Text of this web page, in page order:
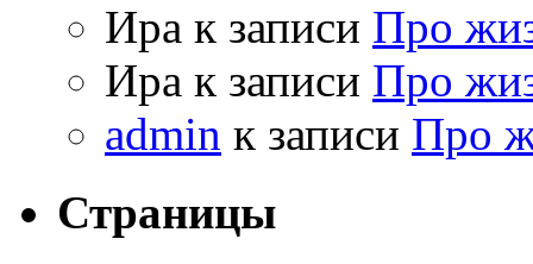
Ира к записи Про
Ира к записи Про
admin к записи Про
Страницы